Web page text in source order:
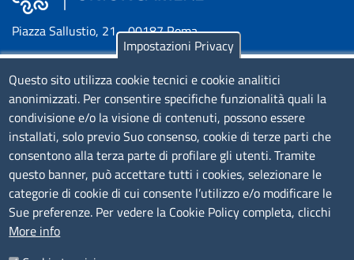
Piazza Sallustio, 21 - 00187 Roma
EMAIL: info.sni@unioncamere.it
C.F.: 01484460587
P.Iva: 01000211001
SERVIZIO REALIZZATO DA
Impostazioni Privacy
Questo sito utilizza cookie tecnici e cookie analitici
anonimizzati. Per consentire specifiche funzionalità quali la
condivisione e/o la visione di contenuti, possono essere
installati, solo previo Suo consenso, cookie di terze parti che
consentono alla terza parte di profilare gli utenti. Tramite
questo banner, può accettare tutti i cookies, selezionare le
categorie di cookie di cui consente l’utilizzo e/o modificare le
Sue preferenze. Per vedere la Cookie Policy completa, clicchi
More info